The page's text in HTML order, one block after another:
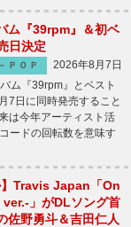
ム『39rpm』＆初ベ
日決定
ＰＯＰ
2026年8月7日
ム『39rpm』とベスト
7日に同時発売すること
今年アーティスト活
ードの回転数を意味す
】Travis Japan「On
」がDLソング首
野勇斗＆吉田仁人